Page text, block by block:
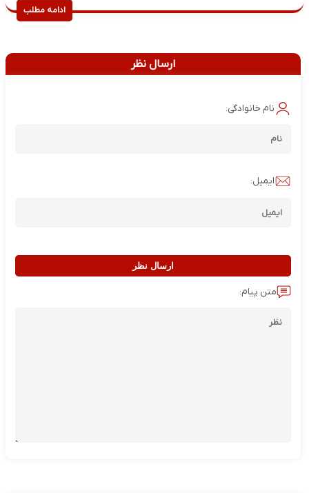
ادامه مطلب
ارسال نظر
نام خانوادگی:
ایمیل:
ارسال نظر
متن پیام: